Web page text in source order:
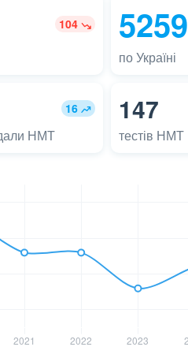
104 5259
по Україні
16
НМТ
147
тестів НМТ